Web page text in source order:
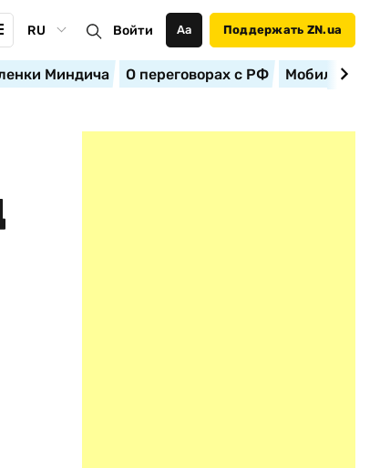
RU Войти Аа Поддержать ZN.ua
Миндича О переговорах с РФ